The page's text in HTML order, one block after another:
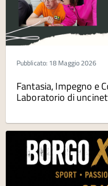
Pubblicato: 18 Maggio 2026
Fantasia, Impegno e
Laboratorio di